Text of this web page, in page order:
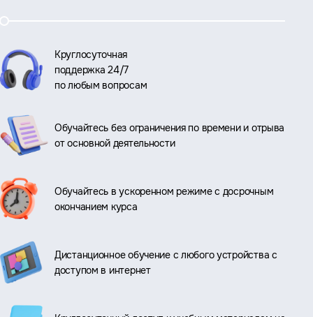
Круглосуточная
поддержка 24/7
по любым вопросам
Обучайтесь без ограничения по времени и отрыва
от основной деятельности
Обучайтесь в ускоренном режиме с досрочным
окончанием курса
Дистанционное обучение с любого устройства с
доступом в интернет